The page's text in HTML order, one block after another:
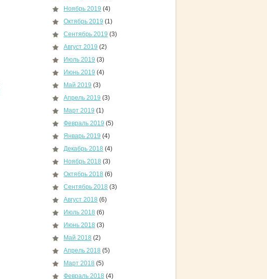
Ноябрь 2019 (4)
Октябрь 2019 (1)
Сентябрь 2019 (3)
Август 2019 (2)
Июль 2019 (3)
Июнь 2019 (4)
Май 2019 (3)
Апрель 2019 (3)
Март 2019 (1)
Февраль 2019 (5)
Январь 2019 (4)
Декабрь 2018 (4)
Ноябрь 2018 (3)
Октябрь 2018 (6)
Сентябрь 2018 (3)
Август 2018 (6)
Июль 2018 (6)
Июнь 2018 (3)
Май 2018 (2)
Апрель 2018 (5)
Март 2018 (5)
Февраль 2018 (4)